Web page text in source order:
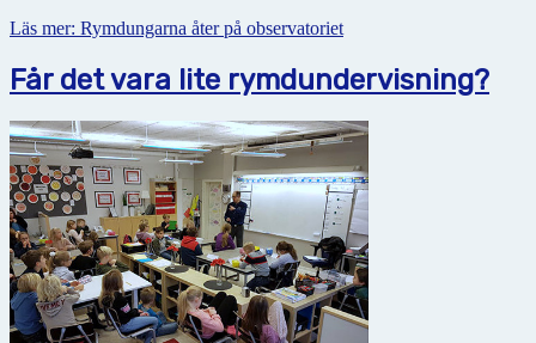
Läs mer: Rymdungarna åter på observatoriet
Får det vara lite rymdundervisning?